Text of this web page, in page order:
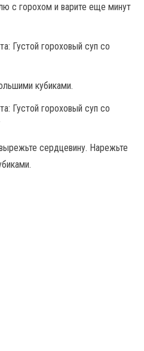
с горохом и варите еще минут
кубиками.
сердцевину. Нарежьте